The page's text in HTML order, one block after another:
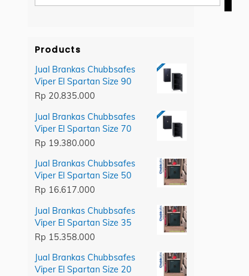
Products
Jual Brankas Chubbsafes
Viper El Spartan Size 90
Rp 20.835.000
Jual Brankas Chubbsafes
Viper El Spartan Size 70
Rp 19.380.000
Jual Brankas Chubbsafes
Viper El Spartan Size 50
Rp 16.617.000
Jual Brankas Chubbsafes
Viper El Spartan Size 35
Rp 15.358.000
Jual Brankas Chubbsafes
Viper El Spartan Size 20